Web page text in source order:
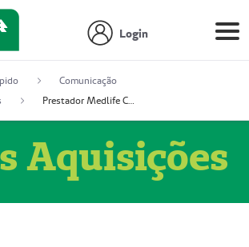
Login
Comunicação
Prestador Medlife Consultas e Diagnósticos (51004334-2)
Aquisições